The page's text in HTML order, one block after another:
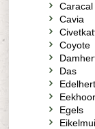
Caracal
Cavia
Coyote
Das
Edelhert
Egels